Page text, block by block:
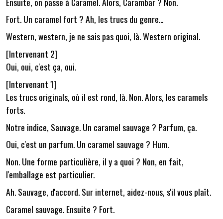
Fort. Un caramel fort ? Ah, les trucs du genre...
Western, western, je ne sais pas quoi, là. Western original.
[Intervenant 2]
Oui, oui, c'est ça, oui.
[Intervenant 1]
Les trucs originals, où il est rond, là. Non. Alors, les caramels
forts.
Notre indice, Sauvage. Un caramel sauvage ? Parfum, ça.
Oui, c'est un parfum. Un caramel sauvage ? Hum.
Non. Une forme particulière, il y a quoi ? Non, en fait,
l'emballage est particulier.
Ah. Sauvage, d'accord. Sur internet, aidez-nous, s'il vous plaît.
Caramel sauvage. Ensuite ? Fort.